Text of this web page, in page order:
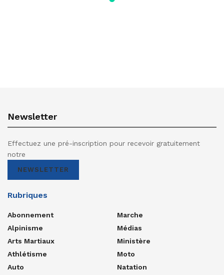
Newsletter
Effectuez une pré-inscription pour recevoir gratuitement
notre
NEWSLETTER
Rubriques
Abonnement
Alpinisme
Arts Martiaux
Athlétisme
Auto
Marche
Médias
Ministère
Moto
Natation